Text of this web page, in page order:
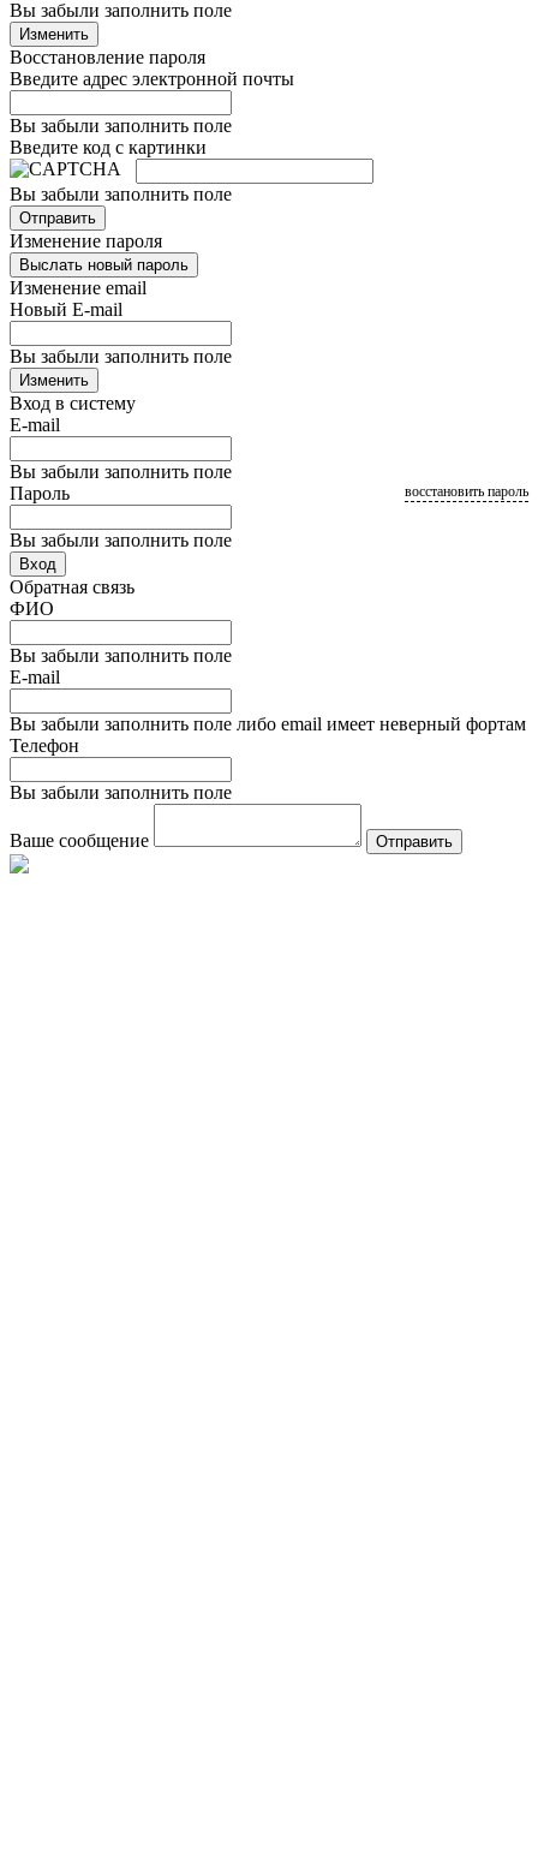
Вы забыли заполнить поле
Изменить
Восстановление пароля
Введите адрес электронной почты
Вы забыли заполнить поле
Введите код с картинки
Вы забыли заполнить поле
Отправить
Изменение пароля
Выслать новый пароль
Изменение email
Новый E-mail
Вы забыли заполнить поле
Изменить
Вход в систему
E-mail
Вы забыли заполнить поле
Пароль
Вы забыли заполнить поле
восстановить пароль
Вход
Обратная связь
ФИО
Вы забыли заполнить поле
E-mail
Вы забыли заполнить поле либо email имеет неверный фортам
Телефон
Вы забыли заполнить поле
Ваше сообщение Отправить